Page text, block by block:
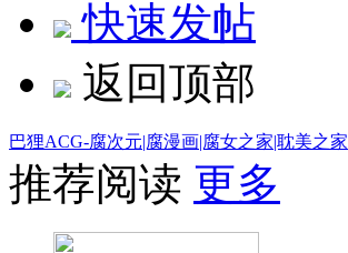
快速发帖
返回顶部
巴狸ACG-腐次元|腐漫画|腐女之家|耽美之家
推荐阅读 更多